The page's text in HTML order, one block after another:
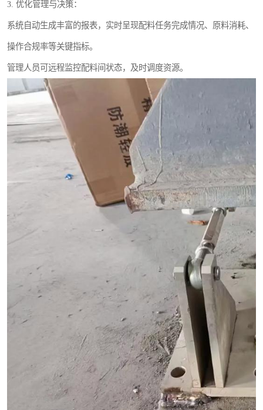
3. 优化管理与决策：
系统自动生成丰富的报表，实时呈现配料任务完成情况、原料消耗、
操作合规率等关键指标。
管理人员可远程监控配料间状态，及时调度资源。